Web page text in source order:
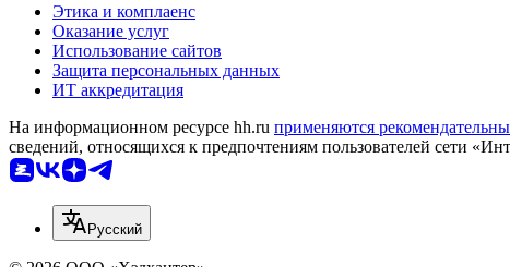
Этика и комплаенс
Оказание услуг
Использование сайтов
Защита персональных данных
ИТ аккредитация
На информационном ресурсе hh.ru применяются
сведений, относящихся к предпочтениям пользователей сети
Русский